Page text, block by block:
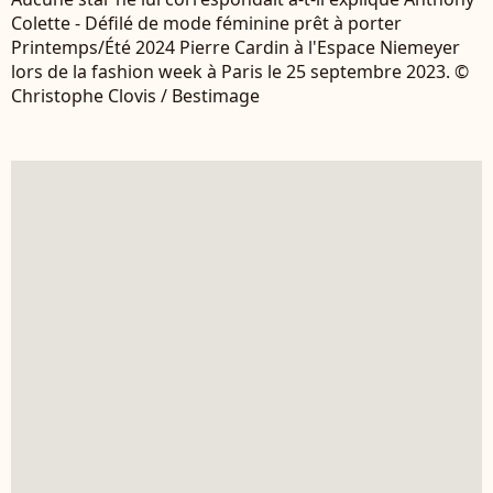
Colette - Défilé de mode féminine prêt à porter
Printemps/Été 2024 Pierre Cardin à l'Espace Niemeyer
lors de la fashion week à Paris le 25 septembre 2023. ©
Christophe Clovis / Bestimage